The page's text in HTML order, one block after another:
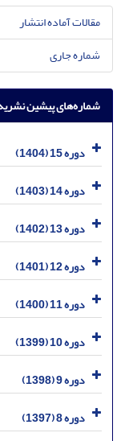
مقالات آماده انتشار
شماره جاری
شماره‌های پیشین
دوره 15 (1404)
دوره 14 (1403)
دوره 13 (1402)
دوره 12 (1401)
دوره 11 (1400)
دوره 10 (1399)
دوره 9 (1398)
دوره 8 (1397)